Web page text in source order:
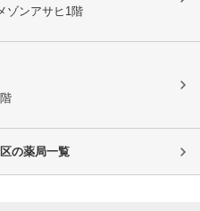
ゾンアサヒ1階
の薬局一覧